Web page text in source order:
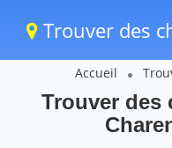
Trouver des
Accueil
Trouver des